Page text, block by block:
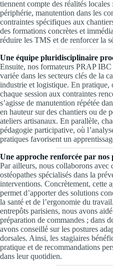
tiennent compte des réalités
périphérie, manutention dans les
contraintes spécifiques aux
des formations concrètes et
réduire les TMS et de renforcer la
Une équipe pluridisciplinaire
Ensuite, nos formateurs PRAP IBC
variée dans les secteurs clés de la
industrie et logistique. En pratique,
chaque session aux contraintes
s’agisse de manutention répétée
en hauteur sur des chantiers ou de
ateliers artisanaux. En parallèle,
pédagogie participative, où
pratiques favorisent un
Une approche renforcée par nos
Par ailleurs, nous collaborons avec
ostéopathes spécialisés dans la
interventions. Concrètement, cette
permet d’apporter des solutions
la santé et de l’ergonomie du
entrepôts parisiens, nous avons
préparation de commandes ; dans
avons conseillé sur les postures
dorsales. Ainsi, les stagiaires
pratique et de recommandations
dans leur quotidien.